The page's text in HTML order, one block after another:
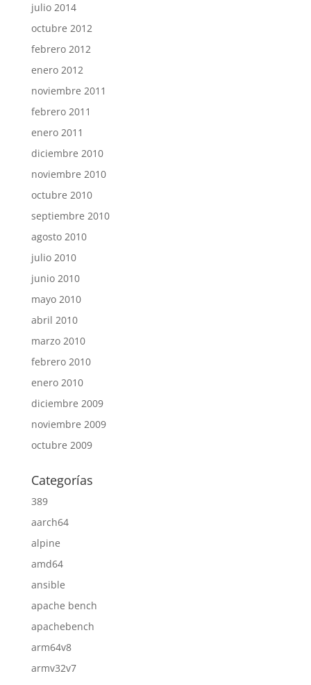
julio 2014
octubre 2012
febrero 2012
enero 2012
noviembre 2011
febrero 2011
enero 2011
diciembre 2010
noviembre 2010
octubre 2010
septiembre 2010
agosto 2010
julio 2010
junio 2010
mayo 2010
abril 2010
marzo 2010
febrero 2010
enero 2010
diciembre 2009
noviembre 2009
octubre 2009
Categorías
389
aarch64
alpine
amd64
ansible
apache bench
apachebench
arm64v8
armv32v7